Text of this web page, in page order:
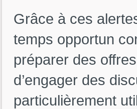
Grâce à ces
temps opportun
préparer des
d’engager des
particulièrement